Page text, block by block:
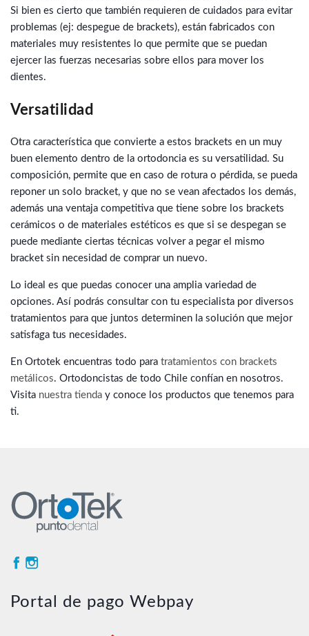
Si bien es cierto que también requieren de cuidados para evitar
problemas (ej: despegue de brackets), están fabricados con
materiales muy resistentes lo que permite que se puedan
ejercer las fuerzas necesarias sobre ellos para mover los
dientes.
Versatilidad
Otra característica que convierte a estos brackets en un muy
buen elemento dentro de la ortodoncia es su versatilidad. Su
composición, permite que en caso de rotura o pérdida, se pueda
reponer un solo bracket, y que no se vean afectados los demás,
además una ventaja competitiva que tiene sobre los brackets
cerámicos o de materiales estéticos es que si se despegan se
puede mediante ciertas técnicas volver a pegar el mismo
bracket sin necesidad de comprar un nuevo.
Lo ideal es que puedas conocer una amplia variedad de
opciones. Así podrás consultar con tu especialista por diversos
tratamientos para que juntos determinen la solución que mejor
satisfaga tus necesidades.
En Ortotek encuentras todo para tratamientos con brackets
metálicos. Ortodoncistas de todo Chile confían en nosotros.
Visita nuestra tienda y conoce los productos que tenemos para
ti.
Portal de pago Webpay